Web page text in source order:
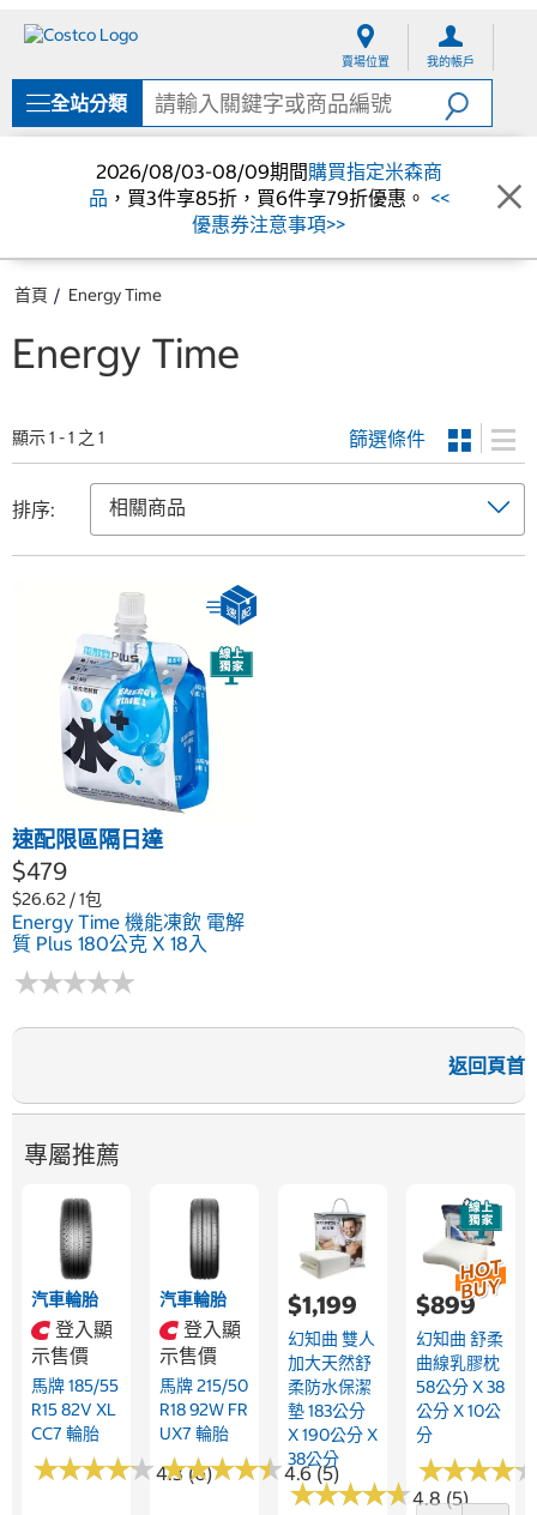
單
賣場位置 我的帳戶
全站分類
2026/08/03-08/09期間購買指定米森商
品 ，買3件享85折，買6件享79折優惠。 <<
優惠券注意事項>>
首頁 Energy Time
Energy Time
顯示 1 - 1 之 1 篩選條件
排序:
速配限區隔日達
$479
$26.62 / 1包
Energy Time 機能凍飲 電解
質 Plus 180公克 X 18入
★★★★★
★★★★★
返回頁首
專屬推薦
汽車輪胎
登入顯
示售價
馬牌 185/55
R15 82V XL
CC7 輪胎
★★★★★
★★★★★4.3 (6)
汽車輪胎
登入顯
示售價
馬牌 215/50
R18 92W FR
UX7 輪胎
★★★★★
★★★★★4.6 (5)
$1,199
幻知曲 雙人
加大天然舒
柔防水保潔
墊 183公分
X 190公分 X
38公分
★★★★★
★★★★★4.8 (5)
$899
幻知曲 舒柔
曲線乳膠枕
58公分 X 38
公分 X 10公
分
★★★★
★★★★